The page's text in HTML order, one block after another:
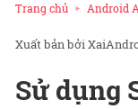
Trang chủ Android
Sử dụng